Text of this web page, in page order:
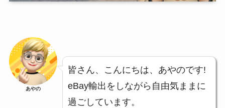
あやの
皆さん、こんにちは、あやのです!
eBay輸出をしながら自由気ままに
過ごしています。